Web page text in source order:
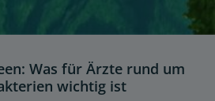
Was für Ärzte rund um
wichtig ist